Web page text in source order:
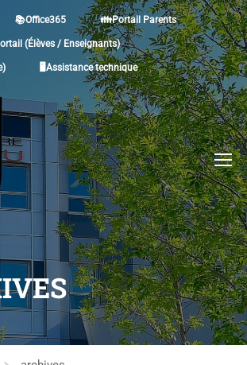
📚Office365 👪Portail Parents
(Élèves / Enseignants)
🖥Assistance technique